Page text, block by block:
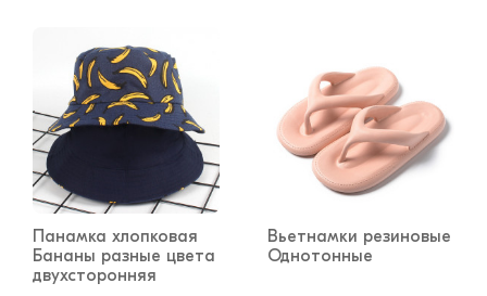
Панамка хлопковая
Бананы разные цвета
двухсторонняя
Вьетнамки резиновые
Однотонные